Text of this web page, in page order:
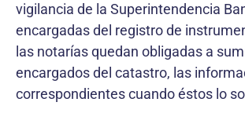
vigilancia de la Superintendencia
encargadas del registro de
las notarías quedan obligadas a
encargados del catastro, las
correspondientes cuando éstos lo